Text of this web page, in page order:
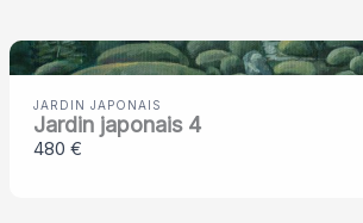
JARDIN JAPONAIS
Jardin japonais 4
480 €